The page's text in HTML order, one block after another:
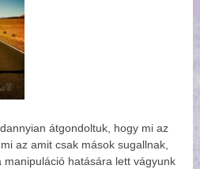
átgondoltuk, hogy mi az
az amit csak mások sugallnak,
hatására lett vágyunk